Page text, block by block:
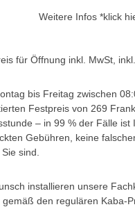
Weitere Infos *klick
für Öffnung inkl. MwSt,
bis Freitag zwischen
Festpreis von 269
– in 99 % der Fälle
Gebühren, keine
sind.
installieren unsere
gemäß den regulären Kaba-